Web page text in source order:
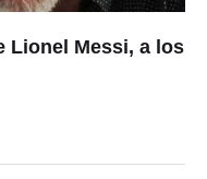
Lionel Messi, a los